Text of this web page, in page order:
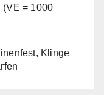
(VE = 1000
Klinge